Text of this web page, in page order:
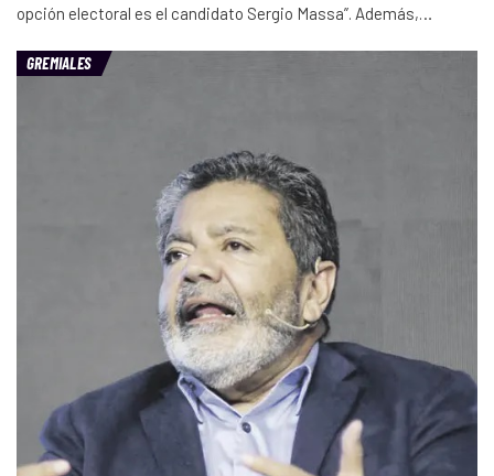
opción electoral es el candidato Sergio Massa”. Además,…
GREMIALES